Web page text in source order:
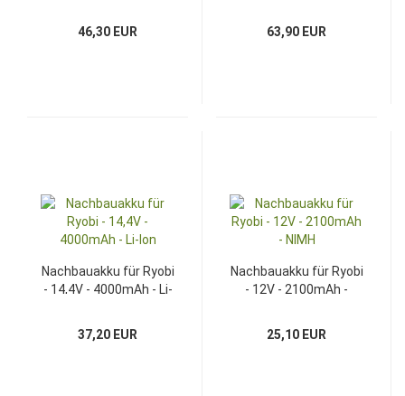
46,30 EUR
63,90 EUR
Nachbauakku für Ryobi
- 14,4V - 4000mAh - Li-
37,20 EUR
Nachbauakku für Ryobi
- 12V - 2100mAh -
25,10 EUR